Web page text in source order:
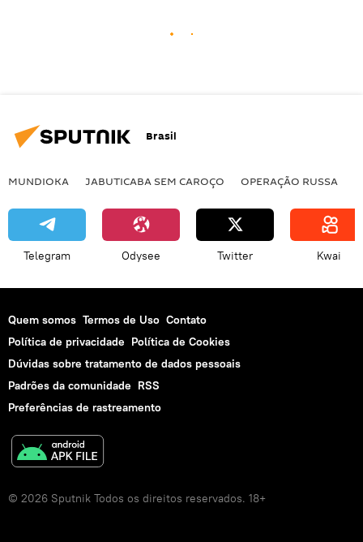
Brasil
MUNDIOKA JABUTICABA SEM CAROÇO OPERAÇÃO RUSSA
Telegram Odysee Twitter Kwai
Quem somos Termos de Uso Contato
Política de privacidade Política de Cookies
Dúvidas sobre tratamento de dados pessoais
Padrões da comunidade RSS
Preferências de rastreamento
© 2026 Sputnik Todos os direitos reservados. 18+